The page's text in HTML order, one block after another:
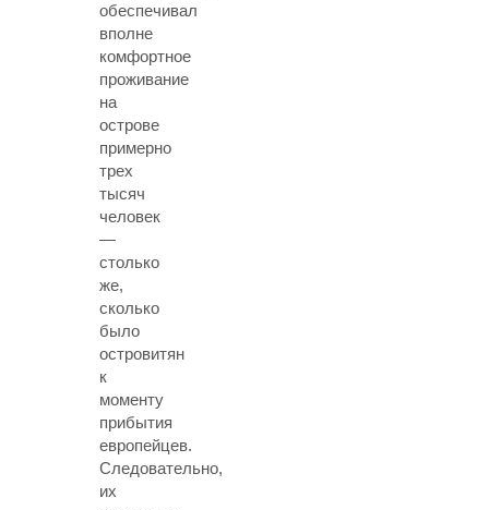
обеспечивал
вполне
комфортное
проживание
на
острове
примерно
трех
тысяч
человек
—
столько
же,
сколько
было
островитян
к
моменту
прибытия
европейцев.
Следовательно,
их